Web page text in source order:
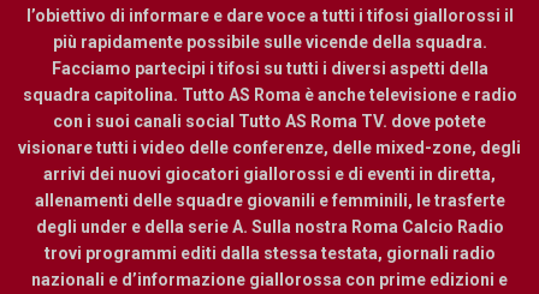
l’obiettivo di informare e dare voce a tutti i tifosi giallorossi il
più rapidamente possibile sulle vicende della squadra.
Facciamo partecipi i tifosi su tutti i diversi aspetti della
squadra capitolina. Tutto AS Roma è anche televisione e radio
con i suoi canali social Tutto AS Roma TV. dove potete
visionare tutti i video delle conferenze, delle mixed-zone, degli
arrivi dei nuovi giocatori giallorossi e di eventi in diretta,
allenamenti delle squadre giovanili e femminili, le trasferte
degli under e della serie A. Sulla nostra Roma Calcio Radio
trovi programmi editi dalla stessa testata, giornali radio
nazionali e d’informazione giallorossa con prime edizioni e